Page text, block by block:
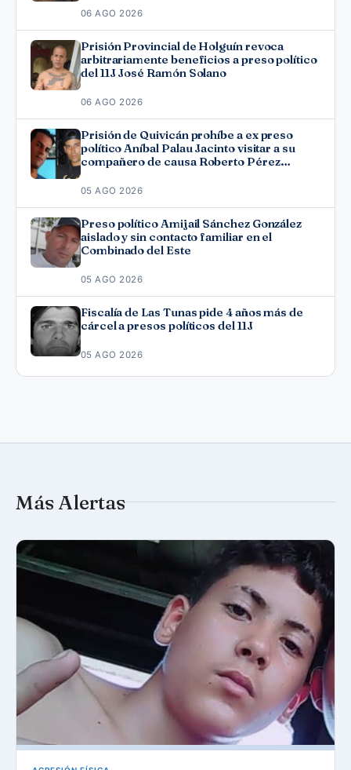
06 AGO 2026
Prisión Provincial de Holguín revoca
arbitrariamente beneficios a preso político
del 11J José Ramón Solano
06 AGO 2026
Prisión de Quivicán prohíbe a ex preso
político Aníbal Palau Jacinto visitar a su
compañero de causa Roberto Pérez
05 AGO 2026
Preso político Amijail Sánchez González
aislado y sin contacto familiar en el
Combinado del Este
05 AGO 2026
Fiscalía de Las Tunas pide 4 años más de
cárcel a presos políticos del 11J
05 AGO 2026
Más Alertas